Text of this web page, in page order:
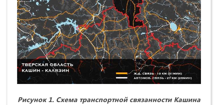
Рисунок 1. Схема транспортной связанности Кашина